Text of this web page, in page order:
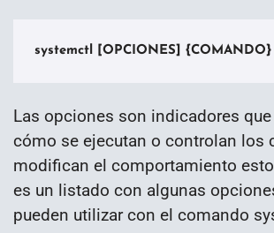
systemctl [OPCIONES] {COMANDO}
Las opciones son indicadores
cómo se ejecutan o controlan los
modifican el comportamiento
es un listado con algunas
pueden utilizar con el comando